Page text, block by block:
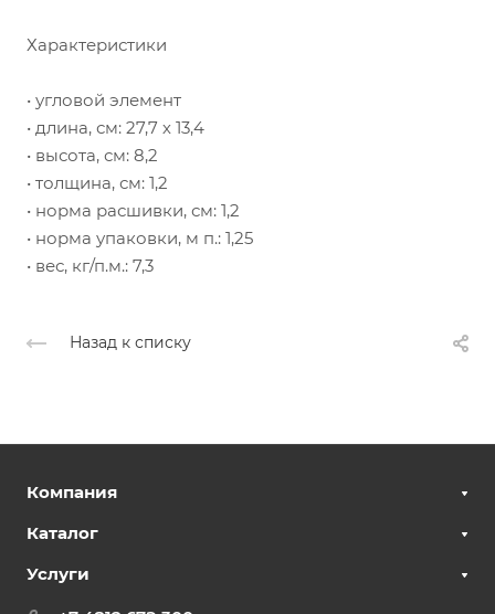
Характеристики
• угловой элемент
• длина, см: 27,7 х 13,4
• высота, см: 8,2
• толщина, см: 1,2
• норма расшивки, см: 1,2
• норма упаковки, м п.: 1,25
• вес, кг/п.м.: 7,3
Назад к списку
Компания
Каталог
Услуги